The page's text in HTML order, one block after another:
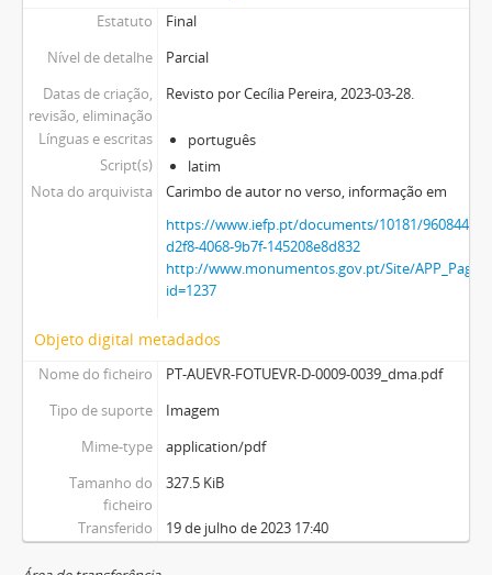
Estatuto
Final
Nível de detalhe
Parcial
Datas de criação,
revisão, eliminação
Revisto por Cecília Pereira, 2023-03-28.
Línguas e escritas
português
Script(s)
latim
Nota do arquivista
Carimbo de autor no verso, informação em
https://www.iefp.pt/documents/10181/9608447/
d2f8-4068-9b7f-145208e8d832
http://www.monumentos.gov.pt/Site/
id=1237
Objeto digital metadados
Nome do ficheiro
PT-AUEVR-FOTUEVR-D-0009-0039_dma.pdf
Tipo de suporte
Imagem
Mime-type
application/pdf
Tamanho do
ficheiro
327.5 KiB
Transferido 19 de julho de 2023 17:40